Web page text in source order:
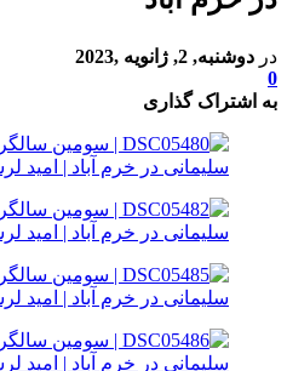
در دوشنبه, 2, ژانویه ,2023
0
به اشتراک گذاری